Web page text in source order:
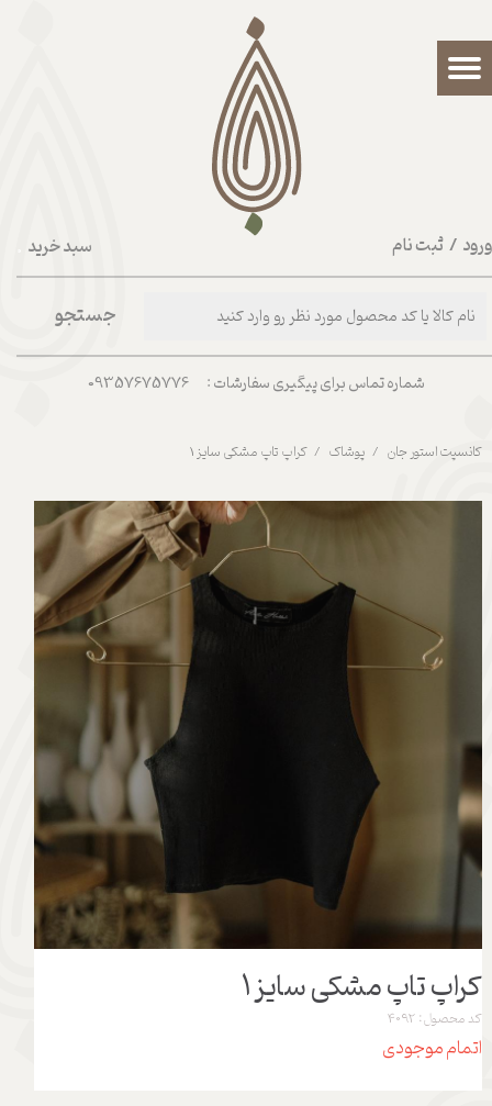
سبد خرید / ثبت نام
حساب کاربری من
تغییر گذر واژه
شماره تماس برای پیگیری سفارشات : 09357675776
جستجو
کانسپت استور جان پوشاک کراپ تاپ مشکی سایز 1
کراپ تاپ مشکی سایز 1
کد محصول: 4092
اتمام موجودی